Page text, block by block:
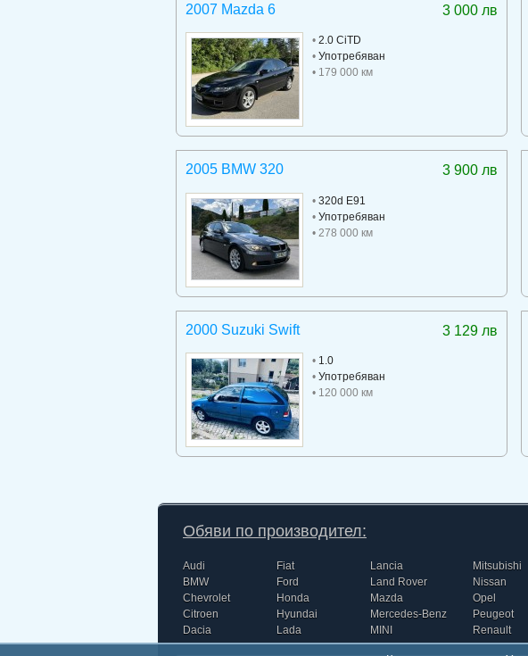
3 000 лв
2007 Mazda 6
• 2.0 CiTD
• Употребяван
• 179 000 км
3 900 лв
2005 BMW 320
• 320d E91
• Употребяван
• 278 000 км
3 129 лв
2000 Suzuki Swift
• 1.0
• Употребяван
• 120 000 км
Обяви по производител:
Audi
BMW
Chevrolet
Citroen
Dacia
Fiat
Ford
Honda
Hyundai
Lada
Lancia
Land Rover
Mazda
Mercedes-Benz
MINI
Mitsubishi
Nissan
Opel
Peugeot
Renault